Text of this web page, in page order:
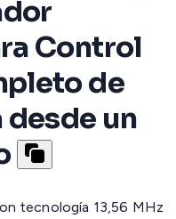
Control
de
desde un
tecnología 13,56 MHz